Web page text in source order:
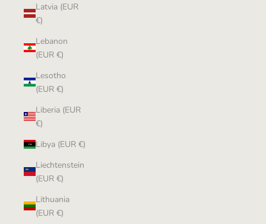
Latvia (EUR
€)
Lebanon
(EUR €)
Lesotho
(EUR €)
Liberia (EUR
€)
Libya (EUR €)
Liechtenstein
(EUR €)
Lithuania
(EUR €)